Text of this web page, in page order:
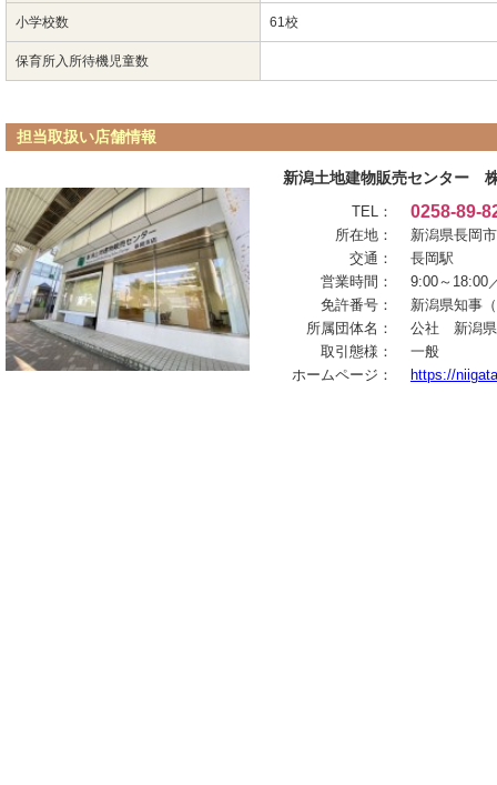
小学校数 61校
保育所入所待機児童数
担当取扱い店舗情報
新潟土地建物販売センター
TEL： 0258-89-
所在地：
新潟県長岡
交通：
長岡駅
営業時間：
9:00～18:00
免許番号：
新潟県知事
所属団体名：
公社 新潟
取引態様：
一般
ホームページ：
https://